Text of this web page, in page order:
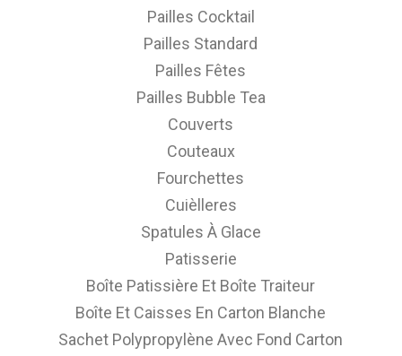
Pailles Cocktail
Pailles Standard
Pailles Fêtes
Pailles Bubble Tea
Couverts
Couteaux
Fourchettes
Cuièlleres
Spatules À Glace
Patisserie
Boîte Patissière Et Boîte Traiteur
Boîte Et Caisses En Carton Blanche
Sachet Polypropylène Avec Fond Carton